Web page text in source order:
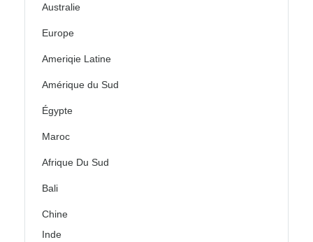
Australie
Europe
Ameriqie Latine
Amérique du Sud
Égypte
Maroc
Afrique Du Sud
Bali
Chine
Inde